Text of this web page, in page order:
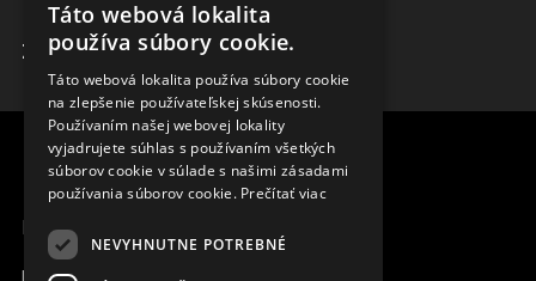
ZISTIŤ VIAC
MENU
CZECH
FRENCH
Táto webová lokalita
používa súbory cookie.
Táto webová lokalita používa súbory cookie
na zlepšenie používateľskej skúsenosti.
Používaním našej webovej lokality
vyjadrujete súhlas s používaním všetkých
súborov cookie v súlade s našimi zásadami
používania súborov cookie. Prečítať viac
NEVYHNUTNE POTREBNÉ